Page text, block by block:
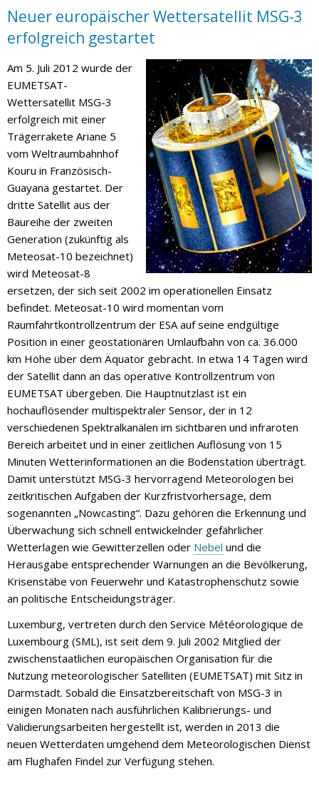
Neuer europäischer Wettersatellit MSG-3
erfolgreich gestartet
Am 5. Juli 2012 wurde der
EUMETSAT-
Wettersatellit MSG-3
erfolgreich mit einer
Trägerrakete Ariane 5
vom Weltraumbahnhof
Kouru in Französisch-
Guayana gestartet. Der
dritte Satellit aus der
Baureihe der zweiten
Generation (zukünftig als
Meteosat-10 bezeichnet)
wird Meteosat-8
ersetzen, der sich seit 2002 im operationellen Einsatz
befindet. Meteosat-10 wird momentan vom
Raumfahrtkontrollzentrum der ESA auf seine endgültige
Position in einer geostationären Umlaufbahn von ca. 36.000
km Höhe über dem Äquator gebracht. In etwa 14 Tagen wird
der Satellit dann an das operative Kontrollzentrum von
EUMETSAT übergeben. Die Hauptnutzlast ist ein
hochauflösender multispektraler Sensor, der in 12
verschiedenen Spektralkanälen im sichtbaren und infraroten
Bereich arbeitet und in einer zeitlichen Auflösung von 15
Minuten Wetterinformationen an die Bodenstation überträgt.
Damit unterstützt MSG-3 hervorragend Meteorologen bei
zeitkritischen Aufgaben der Kurzfristvorhersage, dem
sogenannten „Nowcasting“. Dazu gehören die Erkennung und
Überwachung sich schnell entwickelnder gefährlicher
Wetterlagen wie Gewitterzellen oder Nebel und die
Herausgabe entsprechender Warnungen an die Bevölkerung,
Krisenstäbe von Feuerwehr und Katastrophenschutz sowie
an politische Entscheidungsträger.
Luxemburg, vertreten durch den Service Météorologique de
Luxembourg (SML), ist seit dem 9. Juli 2002 Mitglied der
zwischenstaatlichen europäischen Organisation für die
Nutzung meteorologischer Satelliten (EUMETSAT) mit Sitz in
Darmstadt. Sobald die Einsatzbereitschaft von MSG-3 in
einigen Monaten nach ausführlichen Kalibrierungs- und
Validierungsarbeiten hergestellt ist, werden in 2013 die
neuen Wetterdaten umgehend dem Meteorologischen Dienst
am Flughafen Findel zur Verfügung stehen.